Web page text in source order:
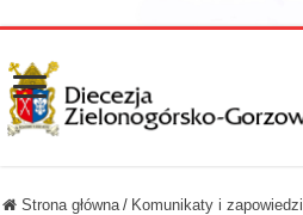
Strona główna / Komunikaty i zapowiedzi